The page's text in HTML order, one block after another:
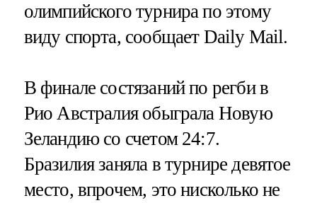
олимпийского турнира по этому
виду спорта, сообщает Daily Mail.
В финале состязаний по регби в
Рио Австралия обыграла Новую
Зеландию со счетом 24:7.
Бразилия заняла в турнире девятое
место, впрочем, это нисколько не